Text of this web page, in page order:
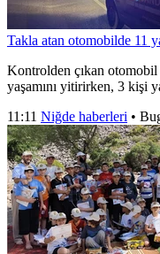
Takla atan otomobilde 11
Kontrolden çıkan otomobil
yaşamını yitirirken, 3 kişi
11:11 Niğde haberleri •